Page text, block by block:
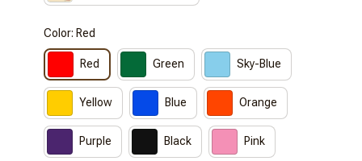
Color: Red
Red Green Sky-Blue
Yellow Blue Orange
Purple Black Pink